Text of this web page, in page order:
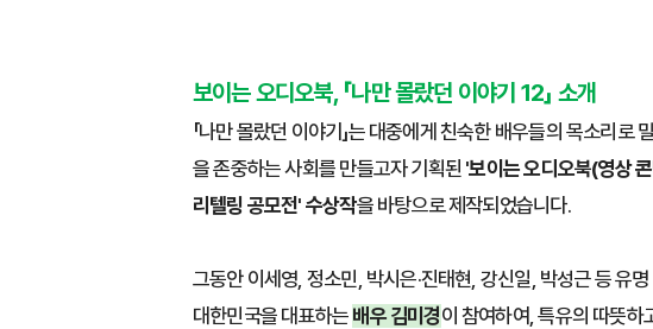
보이는 오디오북, 「나만 몰랐던 이야기 12」 소개
「나만 몰랐던 이야기」는 대중에게 친숙한 배우들의 목소리
을 존중하는 사회를 만들고자 기획된 '보이는 오디오북(영상
리텔링 공모전' 수상작을 바탕으로 제작되었습니다.
그동안 이세영, 정소민, 박시은·진태현, 강신일, 박성근 등 유
대한민국을 대표하는 배우 김미경이 참여하여, 특유의 따뜻하